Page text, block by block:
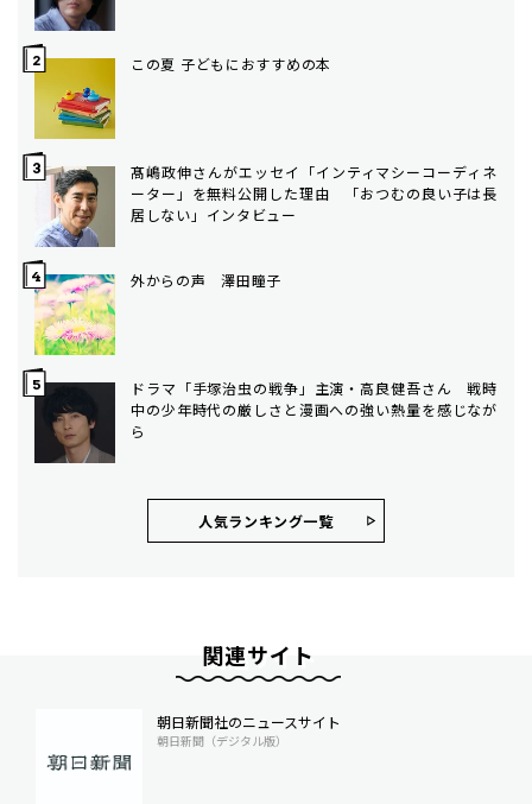
この夏 子どもにおすすめの本
髙嶋政伸さんがエッセイ「インティマシーコーディネ
ーター」を無料公開した理由 「おつむの良い子は長
居しない」インタビュー
外からの声 澤田瞳子
ドラマ「手塚治虫の戦争」主演・高良健吾さん 戦時
中の少年時代の厳しさと漫画への強い熱量を感じなが
ら
人気ランキング⼀覧
関連サイト
朝日新聞社のニュースサイト
朝日新聞（デジタル版）